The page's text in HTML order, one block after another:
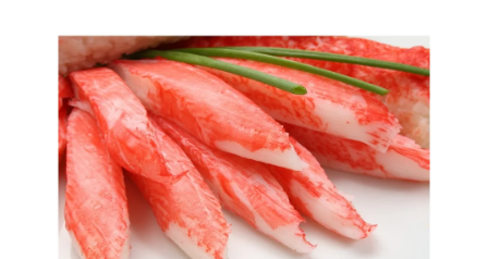
hvězdiček.